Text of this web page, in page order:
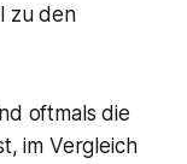
zu den
oftmals die
im Vergleich